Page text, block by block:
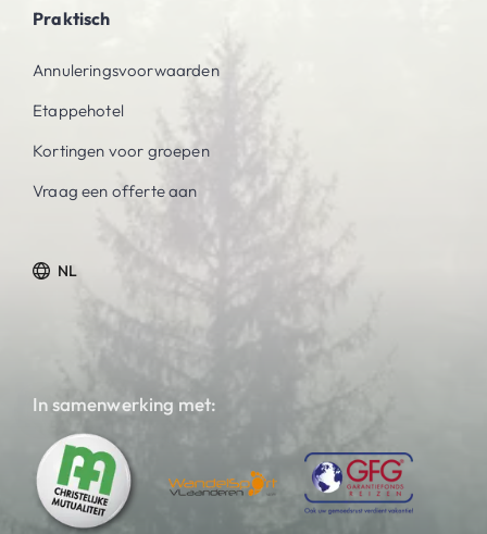
Praktisch
Annuleringsvoorwaarden
Etappehotel
Kortingen voor groepen
Vraag een offerte aan
NL
In samenwerking met: